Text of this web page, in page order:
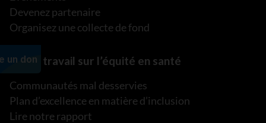
Devenez partenaire
Organisez une collecte de fond
Notre travail sur l’équité en santé
Communautés mal desservies
Plan d’excellence en matière d’inclusion
Lire notre rapport